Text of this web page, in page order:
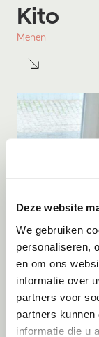
Deze website
We gebruiken
personaliseren,
en om ons
informatie over
partners voor
partners
informatie die u
Kito
Menen
Adoptie 09-08-
Knoet
Wessem